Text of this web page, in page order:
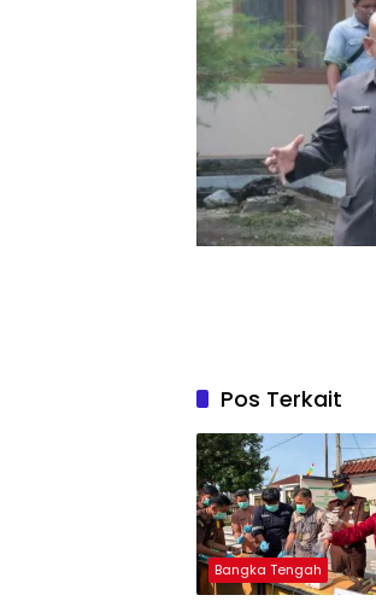
Pos Terkait
Bangka Tengah